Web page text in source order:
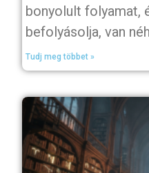
bonyolult folyamat,
befolyásolja, van
Tudj meg többet »